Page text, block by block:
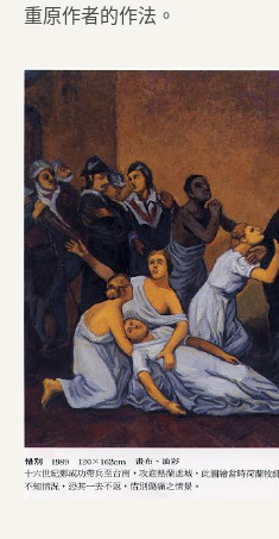
重原作者的作法。